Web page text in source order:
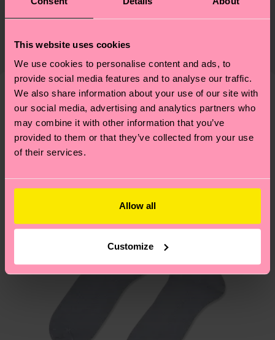
This website uses cookies
We use cookies to personalise content and ads, to
provide social media features and to analyse our traffic.
We also share information about your use of our site with
our social media, advertising and analytics partners who
may combine it with other information that you’ve
provided to them or that they’ve collected from your use
of their services.
Allow all
Customize
Nachhaltigkeit ist mehr als nur Qualität und
Lieferkette, die Reduzierung von Emissionen, die
Weitere Informationen sowie Tipps und Tricks
findest du auf unserer
Nachhaltigkeitsseite .
ab und unsere länderspezifische Versandübersicht
findest duhier . Die Lieferzeit beginnt sobald
deine Bestellung versandt wurde. Bitte bedenke,
dass es sich hierbei um einen Richtwert handelt
und die genaue Lieferzeit von der lokalen Post in
deinem Land abhängt.
Hilfebereich im ArtikelRetourenfindest du die
Ähnliche muster
Neuheit